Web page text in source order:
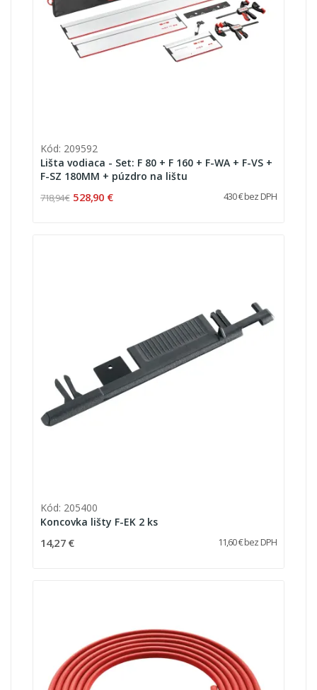
Kód: 209592
Lišta vodiaca - Set: F 80 + F 160 + F-WA + F-VS +
F-SZ 180MM + púzdro na lištu
718,94 € 528,90 € 430 € bez DPH
Kód: 205400
Koncovka lišty F-EK 2 ks
14,27 € 11,60 € bez DPH